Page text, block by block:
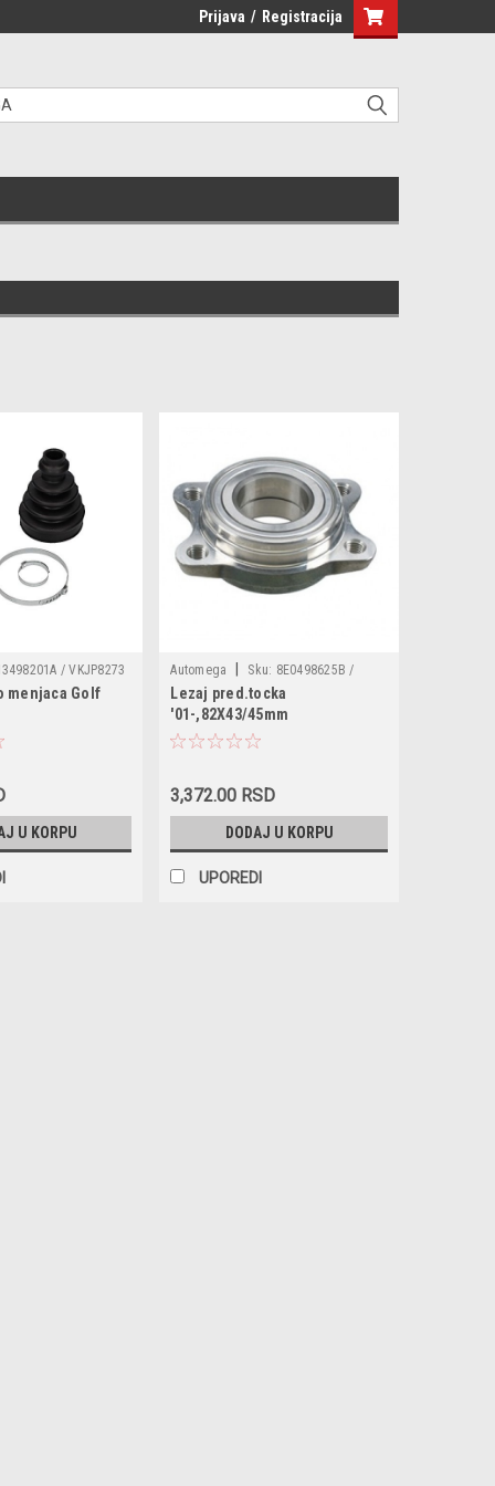
Prijava / Registracija
/ VKJP8273
/ 60802003 /
/
/ 272439 /
menjaca Golf
U KORPU
Automega Sku: 8E0498625B /
110084810 / VKBA3536 / 8D0498625C
/ 8E0498625A / 8E0498625
Lezaj pred.tocka
'01-,82X43/45mm
3,372.00 RSD
DODAJ U KORPU
UPOREDI